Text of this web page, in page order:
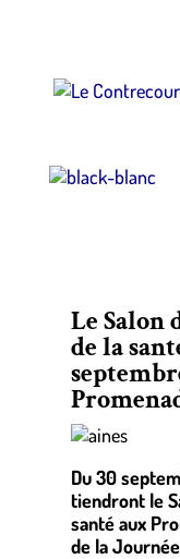
Le Salon
de la
Du 30
tiendront le
santé aux
de la